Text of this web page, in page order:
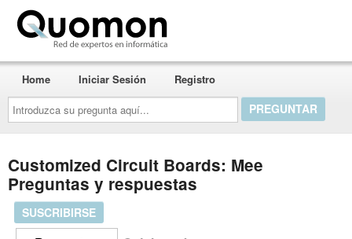
Introduzca
su
pregunta
aquí...
Home Iniciar Sesión Registro
Customized Circuit Boards: Mee
Preguntas y respuestas
SUSCRIBIRSE